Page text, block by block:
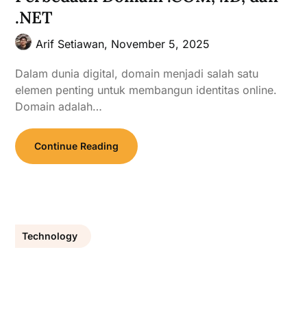
.NET
Arif Setiawan, November 5, 2025
Dalam dunia digital, domain menjadi salah satu
elemen penting untuk membangun identitas online.
Domain adalah…
Continue Reading
Technology